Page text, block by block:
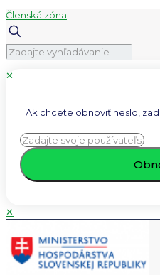
Členská zóna
✕
Ak chcete obnoviť heslo,
✕